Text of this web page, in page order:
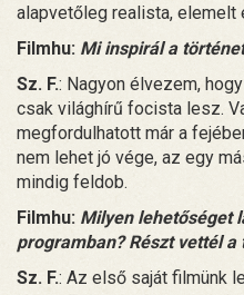
alapvetőleg realista, elemelt
Filmhu: Mi inspirál a
Sz. F.: Nagyon élvezem,
csak világhírű focista lesz.
megfordulhatott már a
nem lehet jó vége, az egy
mindig feldob.
Filmhu: Milyen lehetőséget
programban? Részt vettél
Sz. F.: Az első saját filmünk